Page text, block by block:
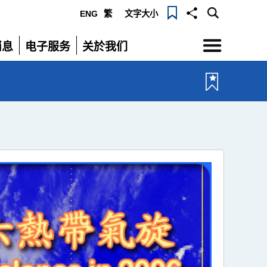
ENG 繁 文字大小
电子服务
展
关於我们
展
选
单